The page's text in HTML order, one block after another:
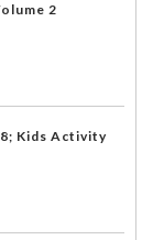
2
Kids Activity